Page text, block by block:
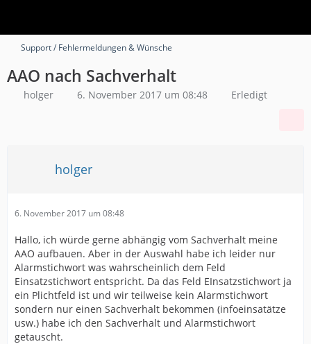
Support / Fehlermeldungen & Wünsche
AAO nach Sachverhalt
holger 6. November 2017 um 08:48 Erledigt
holger
6. November 2017 um 08:48
Hallo, ich würde gerne abhängig vom Sachverhalt meine
AAO aufbauen. Aber in der Auswahl habe ich leider nur
Alarmstichwort was wahrscheinlich dem Feld
Einsatzstichwort entspricht. Da das Feld EInsatzstichwort ja
ein Plichtfeld ist und wir teilweise kein Alarmstichwort
sondern nur einen Sachverhalt bekommen (infoeinsatätze
usw.) habe ich den Sachverhalt und Alarmstichwort
getauscht.